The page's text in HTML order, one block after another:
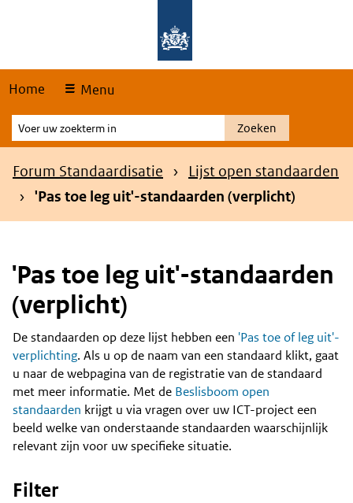
Home Menu
Voer
uw
zoekterm
Zoeken
Kruimelpad
Forum Standaardisatie
Lijst open standaarden
'Pas toe leg uit'-standaarden (verplicht)
'Pas toe leg uit'-standaarden
(verplicht)
Content
De standaarden op deze lijst hebben een 'Pas toe of leg uit'-
verplichting. Als u op de naam van een standaard klikt, gaat
u naar de webpagina van de registratie van de standaard
met meer informatie. Met de Beslisboom open
standaarden krijgt u via vragen over uw ICT-project een
beeld welke van onderstaande standaarden waarschijnlijk
relevant zijn voor uw specifieke situatie.
Filter